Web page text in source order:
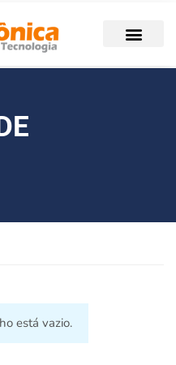
está vazio.